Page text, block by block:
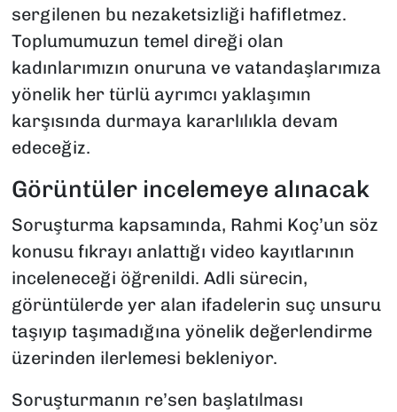
sergilenen bu nezaketsizliği hafifletmez.
Toplumumuzun temel direği olan
kadınlarımızın onuruna ve vatandaşlarımıza
yönelik her türlü ayrımcı yaklaşımın
karşısında durmaya kararlılıkla devam
edeceğiz.
Görüntüler incelemeye alınacak
Soruşturma kapsamında, Rahmi Koç’un söz
konusu fıkrayı anlattığı video kayıtlarının
inceleneceği öğrenildi. Adli sürecin,
görüntülerde yer alan ifadelerin suç unsuru
taşıyıp taşımadığına yönelik değerlendirme
üzerinden ilerlemesi bekleniyor.
Soruşturmanın re’sen başlatılması